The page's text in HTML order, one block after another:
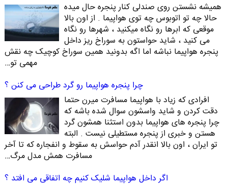
همیشه نشستن روی صندلی کنار پنجره حال میده
حالا چه تو اتوبوس چه توی هواپیما . از اون بالا
موقعی که ابرها رو نگاه میکنید ، شهرها رو نگاه
می کنید ، شاید حواستون به سوراخ ریز داخل
پنجره هواپیما نباشه اما اگه بدونید همین سوراخ کوچیک چه نقش
مهمی تو…
چرا پنجره هواپیما رو گرد طراحی می کنن ؟
افرادی که زیاد با هواپیما مسافرت میرن حتما
دقت کردن و شاید واسشون سوال شده باشه که
چرا پنجره های هواپیما بدون استثنا همشون گرد
هستن و خبری از پنجره مستطیلی نیست . البته
تو ایران ، اون بالا انقدر آدم حواسش به سقوط و انفجاره که تا آخر
مسافرت همش مدل مرگ…
اگر داخل هواپیما شلیک کنیم چه اتفاقی می افتد ؟